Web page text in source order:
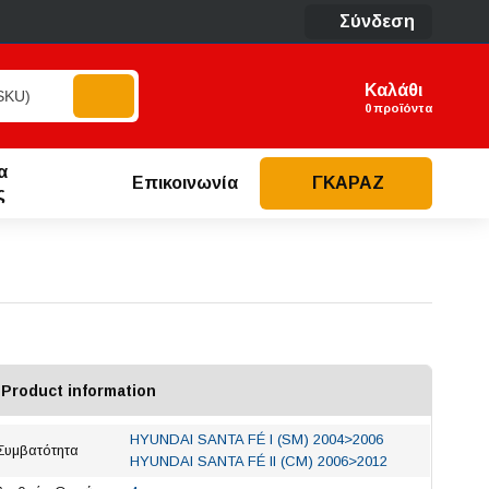
Σύνδεση
Καλάθι
προϊόντα
Επικοινωνία ΓΚΑΡΑΖ
Product information
HYUNDAI SANTA FÉ I (SM) 2004>2006
HYUNDAI SANTA FÉ II (CM) 2006>2012